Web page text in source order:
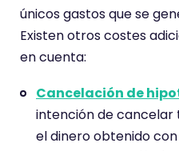
únicos gastos que se
Existen otros costes
en cuenta:
Cancelación de
intención de
el dinero obtenido